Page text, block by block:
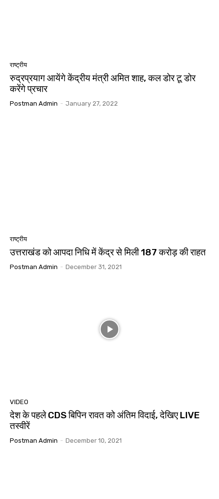
राष्ट्रीय
रुद्रप्रयाग आयेंगे केंद्रीय मंत्री अमित शाह, कल डोर टू डोर
करेंगे प्रचार
Postman Admin - January 27, 2022
राष्ट्रीय
उत्तराखंड को आपदा निधि में केंद्र से मिली 187 करोड़ की राहत
Postman Admin - December 31, 2021
VIDEO
देश के पहले CDS बिपिन रावत को अंतिम विदाई, देखिए LIVE
तस्वीरें
Postman Admin - December 10, 2021